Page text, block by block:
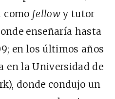
como fellowy tutor
enseñaría hasta
en los últimos años
en la Universidad de
donde condujo un